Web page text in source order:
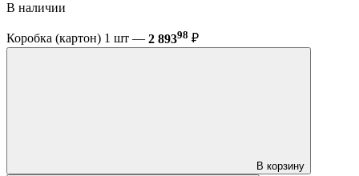
В наличии
Коробка (картон) 1 шт — 2 89398 ₽
В корзину